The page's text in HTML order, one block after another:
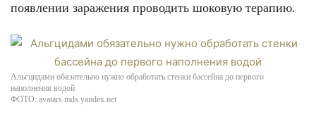
появлении заражения проводить шоковую терапию.
Альгцидами обязательно нужно обработать стенки бассейна до первого
наполнения водой
ФОТО: avatars.mds.yandex.net